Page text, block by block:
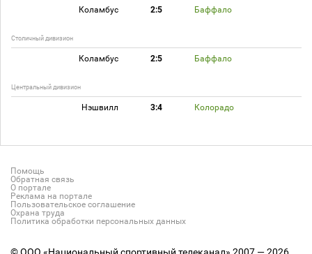
Коламбус 2:5 Баффало
Столичный дивизион
Коламбус 2:5 Баффало
Центральный дивизион
Нэшвилл 3:4 Колорадо
Помощь
Обратная связь
О портале
Реклама на портале
Пользовательское соглашение
Охрана труда
Политика обработки персональных данных